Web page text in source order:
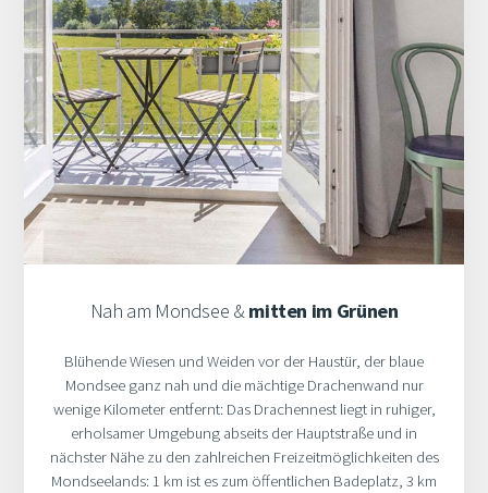
Nah am Mondsee &mitten im Grünen
Blühende Wiesen und Weiden vor der Haustür, der blaue
Mondsee ganz nah und die mächtige Drachenwand nur
wenige Kilometer entfernt: Das Drachennest liegt in ruhiger,
erholsamer Umgebung abseits der Hauptstraße und in
nächster Nähe zu den zahlreichen Freizeitmöglichkeiten des
Mondseelands: 1 km ist es zum öffentlichen Badeplatz, 3 km